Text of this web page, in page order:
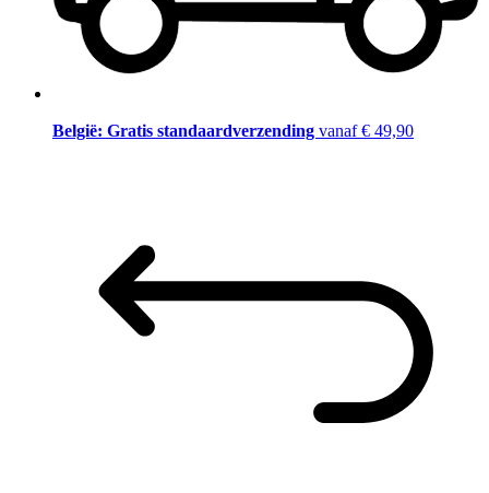
België: Gratis standaardverzending vanaf € 49,90